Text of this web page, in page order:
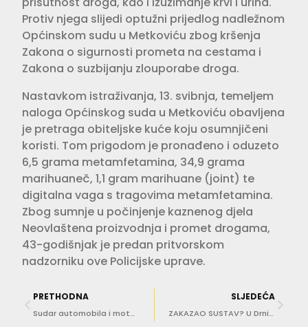
Protiv njega slijedi optužni prijedlog nadležnom
Općinskom sudu u Metkoviću zbog kršenja
Zakona o sigurnosti prometa na cestama i
Zakona o suzbijanju zlouporabe droga.
Nastavkom istraživanja, 13. svibnja, temeljem
naloga Općinskog suda u Metkoviću obavljena
je pretraga obiteljske kuće koju osumnjičeni
koristi. Tom prigodom je pronađeno i oduzeto
6,5 grama metamfetamina, 34,9 grama
marihuaneč, 1,1 gram marihuane (joint) te
digitalna vaga s tragovima metamfetamina.
Zbog sumnje u počinjenje kaznenog djela
Neovlaštena proizvodnja i promet drogama,
43-godišnjak je predan pritvorskom
nadzorniku ove Policijske uprave.
PRETHODNA
Sudar automobila i motocikla na magistrali
SLJEDEĆA
ZAKAZAO SUSTAV? U Drnišu muškarac ubio mladića koji mu je dostavljao hranu – nije mu prvo ubojstvo!